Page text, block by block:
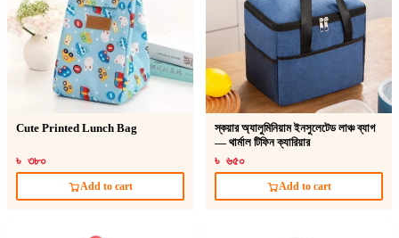
Cute Printed Lunch Bag
৳ ৩৮০
Add to cart
স্কয়ার অ্যালুমিনিয়াম ইনসুলেটেড লাঞ্চ ব্যাগ
— থার্মাল টিফিন ক্যারিয়ার
৳ ৬৫০
Add to cart